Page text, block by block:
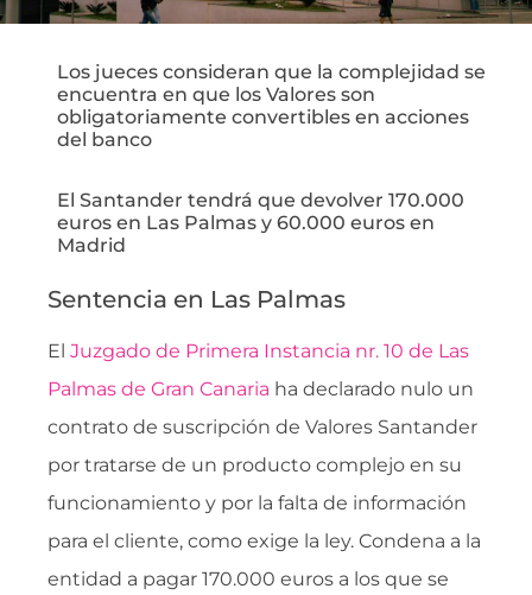
Los jueces consideran que la complejidad se
encuentra en que los Valores son
obligatoriamente convertibles en acciones
del banco
El Santander tendrá que devolver 170.000
euros en Las Palmas y 60.000 euros en
Madrid
Sentencia en Las Palmas
El Juzgado de Primera Instancia nr. 10 de Las
Palmas de Gran Canaria ha declarado nulo un
contrato de suscripción de Valores Santander
por tratarse de un producto complejo en su
funcionamiento y por la falta de información
para el cliente, como exige la ley. Condena a la
entidad a pagar 170.000 euros a los que se